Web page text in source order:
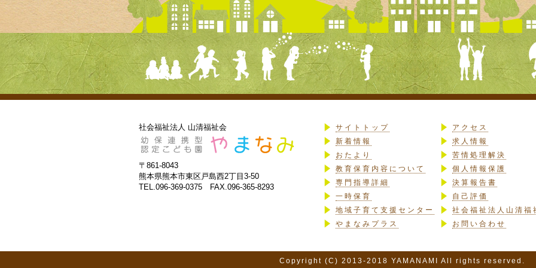
社会福祉法人 山清福祉会
〒861-8043
熊本県熊本市東区戸島西2丁目3-50
TEL.096-369-0375 FAX.096-365-8293
サイトトップ
新着情報
おたより
教育保育内容について
専門指導詳細
一時保育
地域子育て支援センター
やまなみプラス
アクセス
求人情報
苦情処理解決
個人情報保護
決算報告書
自己評価
社会福祉法人山清福
お問い合わせ
Copyright (C) 2013-2018 YAMANAMI All rights reserved.